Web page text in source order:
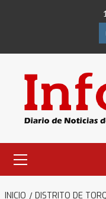
primario
INICIO DISTRITO DE